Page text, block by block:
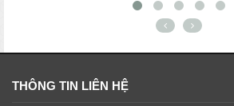
THÔNG TIN LIÊN HỆ